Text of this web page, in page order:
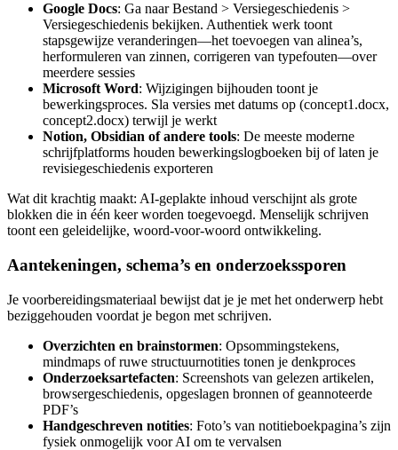
Google Docs: Ga naar Bestand > Versiegeschiedenis >
Versiegeschiedenis bekijken. Authentiek werk toont
stapsgewijze veranderingen—het toevoegen van alinea’s,
herformuleren van zinnen, corrigeren van typefouten—over
meerdere sessies
Microsoft Word: Wijzigingen bijhouden toont je
bewerkingsproces. Sla versies met datums op (concept1.docx,
concept2.docx) terwijl je werkt
Notion, Obsidian of andere tools: De meeste moderne
schrijfplatforms houden bewerkingslogboeken bij of laten je
revisiegeschiedenis exporteren
Wat dit krachtig maakt: AI-geplakte inhoud verschijnt als grote
blokken die in één keer worden toegevoegd. Menselijk schrijven
toont een geleidelijke, woord-voor-woord ontwikkeling.
Aantekeningen, schema’s en onderzoekssporen
Je voorbereidingsmateriaal bewijst dat je je met het onderwerp hebt
beziggehouden voordat je begon met schrijven.
Overzichten en brainstormen: Opsommingstekens,
mindmaps of ruwe structuurnotities tonen je denkproces
Onderzoeksartefacten: Screenshots van gelezen artikelen,
browsergeschiedenis, opgeslagen bronnen of geannoteerde
PDF’s
Handgeschreven notities: Foto’s van notitieboekpagina’s zijn
fysiek onmogelijk voor AI om te vervalsen